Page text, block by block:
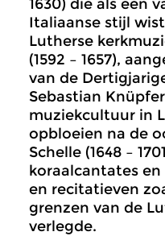
1630) die als een
Italiaanse stijl
Lutherse
(1592 – 1657),
van de
Sebastian Knüpfer
muziekcultuur in
opbloeien na de
Schelle (1648 –
koraalcantates en
en recitatieven
grenzen van de
verlegde.